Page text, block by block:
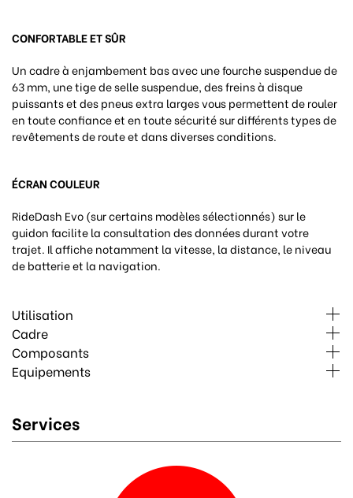
CONFORTABLE ET SÛR
Un cadre à enjambement bas avec une fourche suspendue de
63 mm, une tige de selle suspendue, des freins à disque
puissants et des pneus extra larges vous permettent de rouler
en toute confiance et en toute sécurité sur différents types de
revêtements de route et dans diverses conditions.
ÉCRAN COULEUR
RideDash Evo (sur certains modèles sélectionnés) sur le
guidon facilite la consultation des données durant votre
trajet. Il affiche notamment la vitesse, la distance, le niveau
de batterie et la navigation.
Utilisation
Cadre
Composants
Equipements
Services